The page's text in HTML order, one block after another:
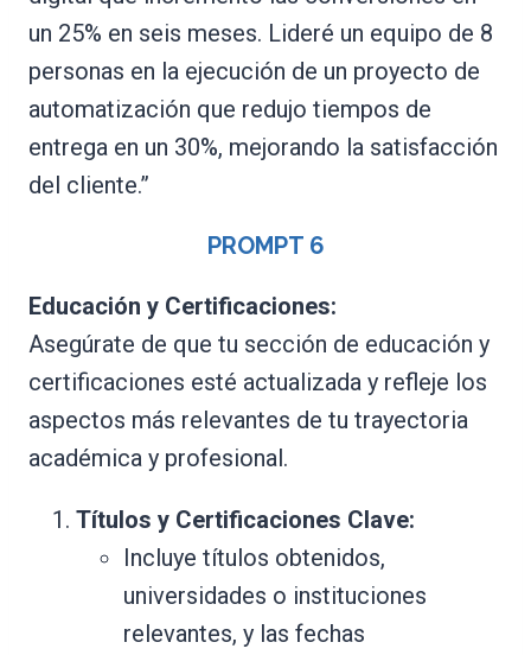
un 25% en seis meses. Lideré un equipo de 8
personas en la ejecución de un proyecto de
automatización que redujo tiempos de
entrega en un 30%, mejorando la satisfacción
del cliente.”
PROMPT 6
Educación y Certificaciones:
Asegúrate de que tu sección de educación y
certificaciones esté actualizada y refleje los
aspectos más relevantes de tu trayectoria
académica y profesional.
Títulos y Certificaciones Clave:
Incluye títulos obtenidos,
universidades o instituciones
relevantes, y las fechas